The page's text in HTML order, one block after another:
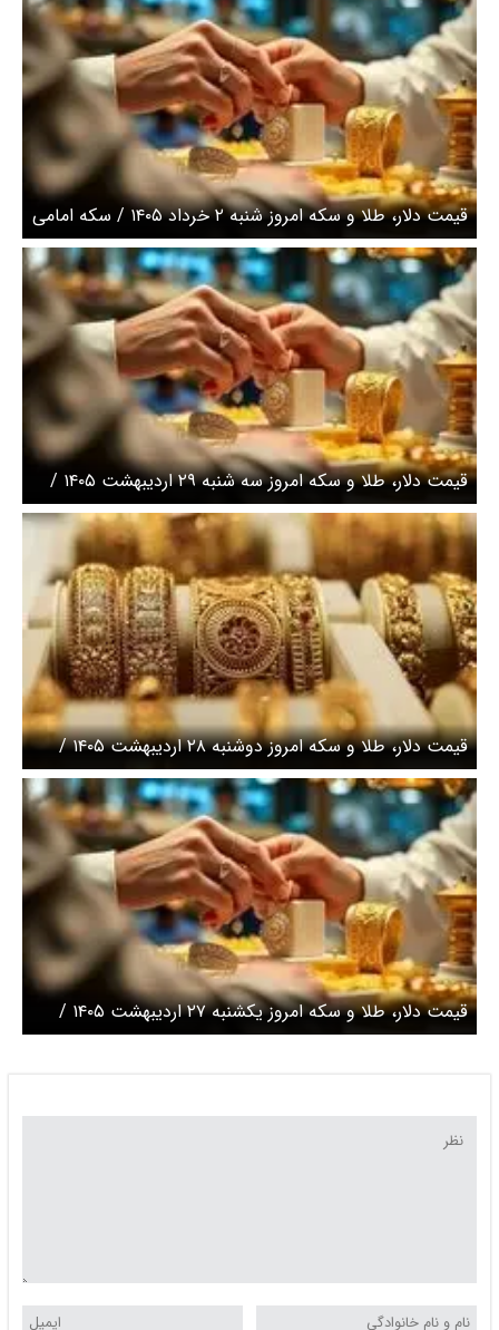
قیمت دلار، طلا و سکه امروز شنبه ۲ خرداد ۱۴۰۵ / سکه امامی
هم‌مسیر طلا شد
قیمت دلار، طلا و سکه امروز سه شنبه ۲۹ اردیبهشت ۱۴۰۵ /
طلای ۱۸ عیار به کانال ۱۹ میلیونی رفت و برگشت دارد
قیمت دلار، طلا و سکه امروز دوشنبه ۲۸ اردیبهشت ۱۴۰۵ /
ریزش قیمت‌ها در بازار طلا
قیمت دلار، طلا و سکه امروز یکشنبه ۲۷ اردیبهشت ۱۴۰۵ /
حرکت ناموزون قیمت‌ها در بازار سکه + جدول